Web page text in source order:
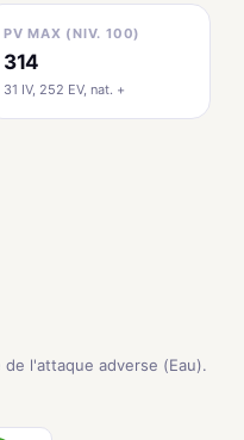
PV MAX (NIV. 100)
314
31 IV, 252 EV, nat. +
l'attaque adverse (Eau).